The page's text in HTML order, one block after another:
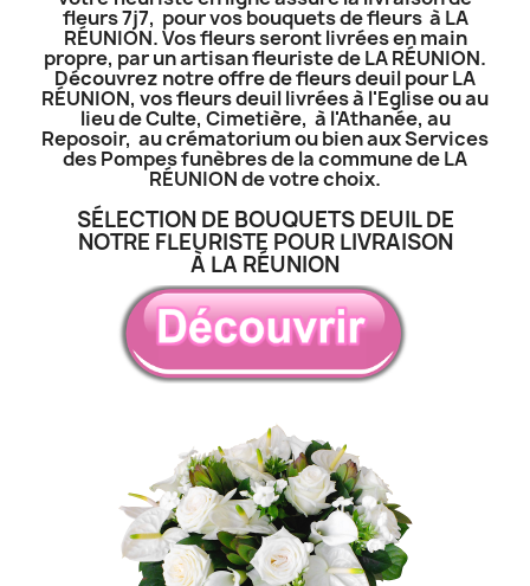
fleurs 7j7, pour vos bouquets de fleurs à LA
RÉUNION. Vos fleurs seront livrées en main
propre, par un artisan fleuriste de LA RÉUNION.
Découvrez notre offre de fleurs deuil pour LA
RÉUNION, vos fleurs deuil livrées à l'Eglise ou au
lieu de Culte, Cimetière, à l'Athanée, au
Reposoir, au crématorium ou bien aux Services
des Pompes funèbres de la commune de LA
RÉUNION de votre choix.
SÉLECTION DE BOUQUETS DEUIL DE
NOTRE FLEURISTE POUR LIVRAISON
À LA RÉUNION